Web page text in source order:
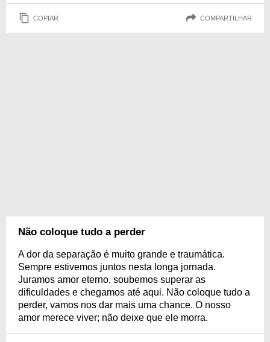
COPIAR COMPARTILHAR
Não coloque tudo a perder
A dor da separação é muito grande e traumática.
Sempre estivemos juntos nesta longa jornada.
Juramos amor eterno, soubemos superar as
dificuldades e chegamos até aqui. Não coloque tudo a
perder, vamos nos dar mais uma chance. O nosso
amor merece viver; não deixe que ele morra.